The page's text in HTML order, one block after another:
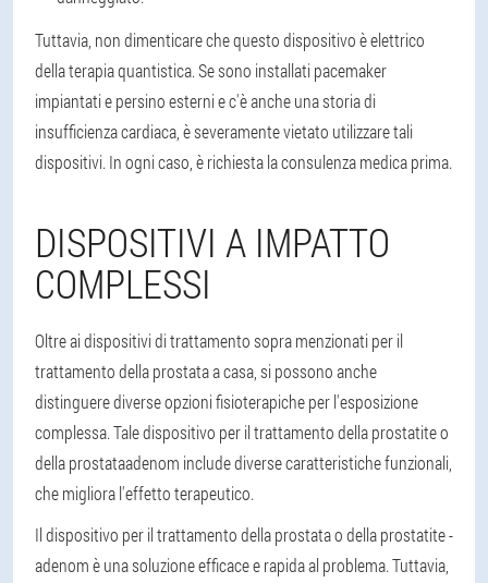
Tuttavia, non dimenticare che questo dispositivo è elettrico
della terapia quantistica. Se sono installati pacemaker
impiantati e persino esterni e c'è anche una storia di
insufficienza cardiaca, è severamente vietato utilizzare tali
dispositivi. In ogni caso, è richiesta la consulenza medica prima.
DISPOSITIVI A IMPATTO
COMPLESSI
Oltre ai dispositivi di trattamento sopra menzionati per il
trattamento della prostata a casa, si possono anche
distinguere diverse opzioni fisioterapiche per l'esposizione
complessa. Tale dispositivo per il trattamento della prostatite o
della prostataadenom include diverse caratteristiche funzionali,
che migliora l'effetto terapeutico.
Il dispositivo per il trattamento della prostata o della prostatite -
adenom è una soluzione efficace e rapida al problema. Tuttavia,